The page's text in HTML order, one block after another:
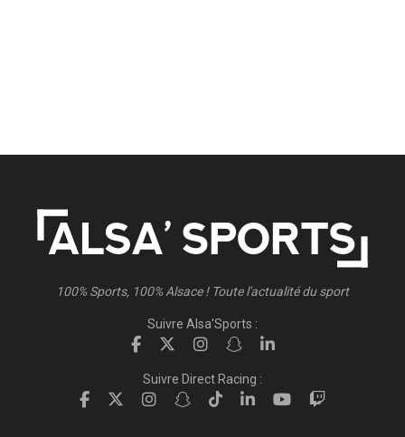
100% Sports, 100% Alsace ! Toute l'actualité du sport
Suivre Alsa'Sports :
Suivre Direct Racing :